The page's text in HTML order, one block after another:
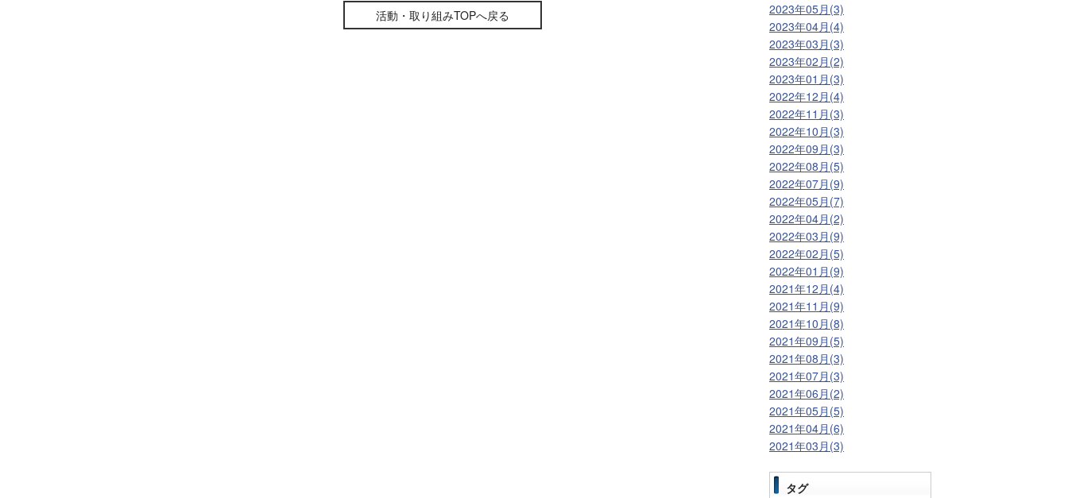
活動・取り組みTOPへ戻る
2023年05月(3)
2023年04月(4)
2023年03月(3)
2023年02月(2)
2023年01月(3)
2022年12月(4)
2022年11月(3)
2022年10月(3)
2022年09月(3)
2022年08月(5)
2022年07月(9)
2022年05月(7)
2022年04月(2)
2022年03月(9)
2022年02月(5)
2022年01月(9)
2021年12月(4)
2021年11月(9)
2021年10月(8)
2021年09月(5)
2021年08月(3)
2021年07月(3)
2021年06月(2)
2021年05月(5)
2021年04月(6)
2021年03月(3)
タグ